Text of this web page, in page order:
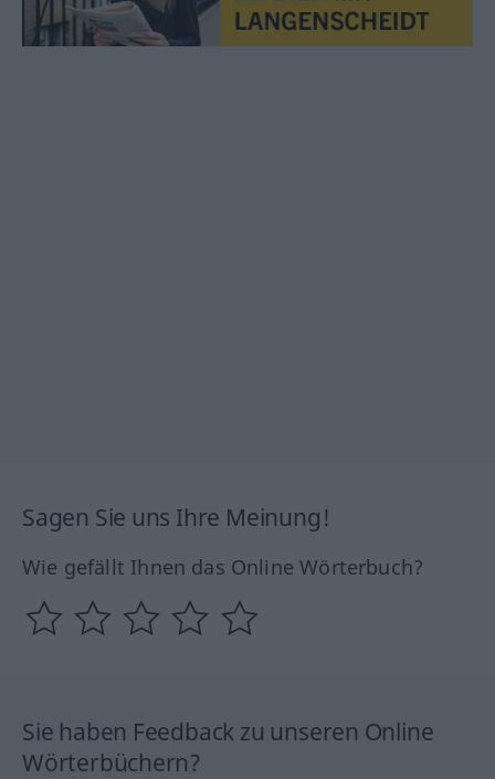
Sagen Sie uns Ihre Meinung!
Wie gefällt Ihnen das Online Wörterbuch?
Sie haben Feedback zu unseren Online
Wörterbüchern?